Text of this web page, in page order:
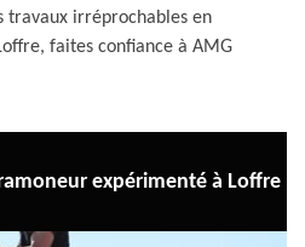
travaux irréprochables en
faites confiance à AMG
expérimenté à Loffre